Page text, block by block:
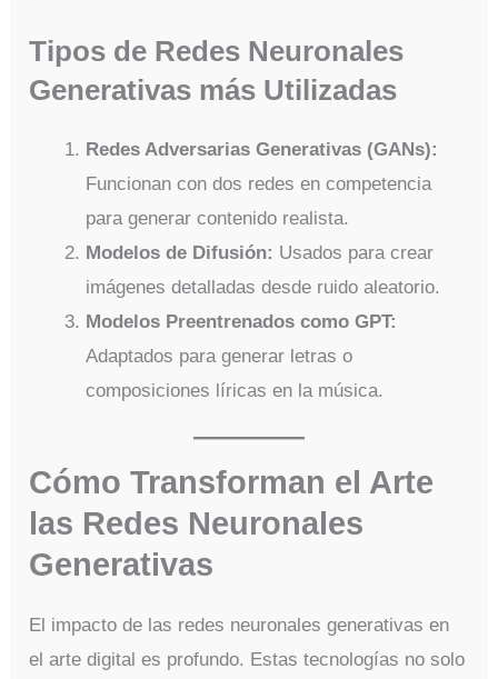
Tipos de Redes Neuronales
Generativas más Utilizadas
Redes Adversarias Generativas (GANs):
Funcionan con dos redes en competencia
para generar contenido realista.
Modelos de Difusión: Usados para crear
imágenes detalladas desde ruido aleatorio.
Modelos Preentrenados como GPT:
Adaptados para generar letras o
composiciones líricas en la música.
Cómo Transforman el Arte
las Redes Neuronales
Generativas
El impacto de las redes neuronales generativas en
el arte digital es profundo. Estas tecnologías no solo